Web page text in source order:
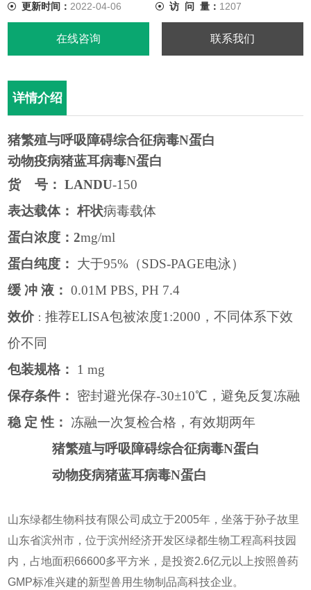
更新时间： 2022-04-06 访 问 量： 1207
在线咨询 联系我们
详情介绍
猪繁殖与呼吸障碍综合征病毒N蛋白
动物疫病猪蓝耳病毒N蛋白
货
号： LANDU-150
表达载体： 杆状病毒载体
蛋白浓度：2mg/ml
蛋白纯度： 大于95% （SDS-PAGE电泳）
缓 冲 液： 0.01M PBS, PH 7.4
效价：推荐ELISA包被浓度1:2000 ，不同体系下效
价不同
包装规格： 1 mg
保存条件： 密封避光保存-30±10℃，避免反复冻融
稳 定 性： 冻融一次复检合格，有效期两年
猪繁殖与呼吸障碍综合征病毒N蛋白
动物疫病猪蓝耳病毒N蛋白
山东绿都生物科技有限公司成立于2005年，坐落于孙子故里
山东省滨州市，位于滨州经济开发区绿都生物工程高科技园
内，占地面积66600多平方米，是投资2.6亿元以上按照兽药
GMP标准兴建的新型兽用生物制品高科技企业。